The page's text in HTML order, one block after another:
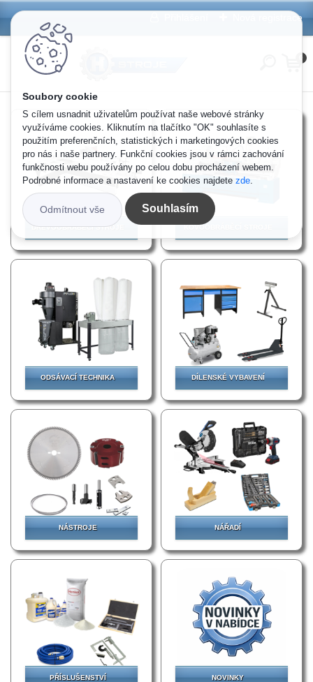
S cílem usnadnit uživatelům používat naše webové stránky
využíváme cookies. Kliknutím na tlačítko "OK" souhlasíte s
použitím preferenčních, statistických i marketingových cookies
pro nás i naše partnery. Funkční cookies jsou v rámci zachování
funkčnosti webu používány po celou dobu procházení webem.
Podrobné informace a nastavení ke cookies najdete zde.
Odmítnout vše Souhlasím
Nová registrace
DŘEVOOBRÁBĚCÍ STROJE
ODSÁVACÍ TECHNIKA DÍLENSKÉ VYBAVENÍ
NÁSTROJE NÁŘADÍ
PŘÍSLUŠENSTVÍ NOVINKY